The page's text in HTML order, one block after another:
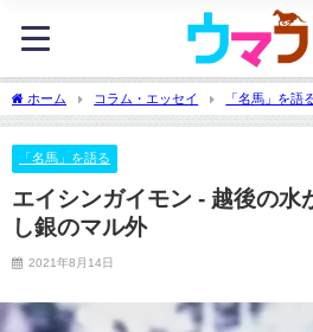
ホーム コラム・エッセイ 「名馬」を語
があっていた、いぶし銀のマル外
「名馬」を語る
エイシンガイモン - 越後の水
し銀のマル外
2021年8月14日